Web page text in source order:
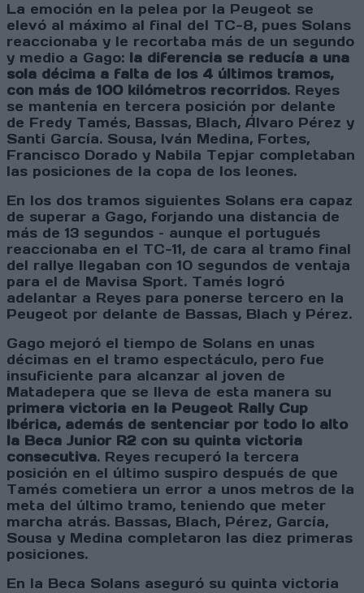
La emoción en la pelea por la Peugeot se
elevó al máximo al final del TC-8, pues Solans
reaccionaba y le recortaba más de un segundo
y medio a Gago: la diferencia se reducía a una
sola décima a falta de los 4 últimos tramos,
con más de 100 kilómetros recorridos. Reyes
se mantenía en tercera posición por delante
de Fredy Tamés, Bassas, Blach, Álvaro Pérez y
Santi García. Sousa, Iván Medina, Fortes,
Francisco Dorado y Nabila Tepjar completaban
las posiciones de la copa de los leones.
En los dos tramos siguientes Solans era capaz
de superar a Gago, forjando una distancia de
más de 13 segundos – aunque el portugués
reaccionaba en el TC-11, de cara al tramo final
del rallye llegaban con 10 segundos de ventaja
para el de Mavisa Sport. Tamés logró
adelantar a Reyes para ponerse tercero en la
Peugeot por delante de Bassas, Blach y Pérez.
Gago mejoró el tiempo de Solans en unas
décimas en el tramo espectáculo, pero fue
insuficiente para alcanzar al joven de
Matadepera que se lleva de esta manera su
primera victoria en la Peugeot Rally Cup
Ibérica, además de sentenciar por todo lo alto
la Beca Junior R2 con su quinta victoria
consecutiva. Reyes recuperó la tercera
posición en el último suspiro después de que
Tamés cometiera un error a unos metros de la
meta del último tramo, teniendo que meter
marcha atrás. Bassas, Blach, Pérez, García,
Sousa y Medina completaron las diez primeras
posiciones.
En la Beca Solans aseguró su quinta victoria